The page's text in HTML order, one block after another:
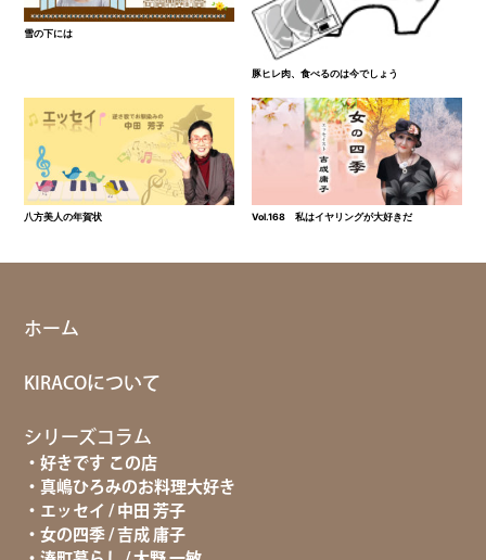
雪の下には
豚ヒレ肉、食べるのは今でしょう
八方美人の年賀状 Vol.168 私はイヤリングが大好きだ
ホーム
KIRACOについて
シリーズコラム
好きです この店
真嶋ひろみのお料理大好き
エッセイ / 中田 芳子
女の四季 / 吉成 庸子